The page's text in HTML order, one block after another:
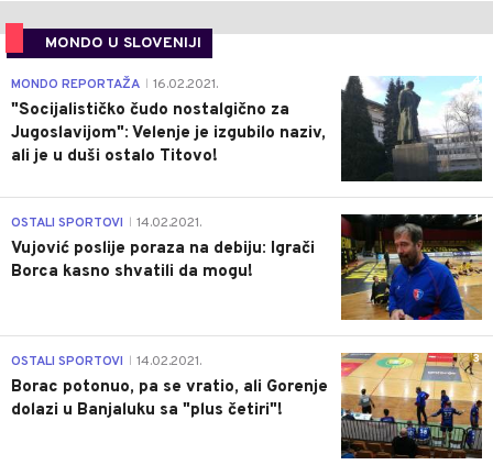
MONDO U SLOVENIJI
4
MONDO REPORTAŽA 16.02.2021.
"Socijalističko čudo nostalgično za
Jugoslavijom": Velenje je izgubilo naziv,
ali je u duši ostalo Titovo!
1
OSTALI SPORTOVI 14.02.2021.
Vujović poslije poraza na debiju: Igrači
Borca kasno shvatili da mogu!
3
OSTALI SPORTOVI 14.02.2021.
Borac potonuo, pa se vratio, ali Gorenje
dolazi u Banjaluku sa "plus četiri"!